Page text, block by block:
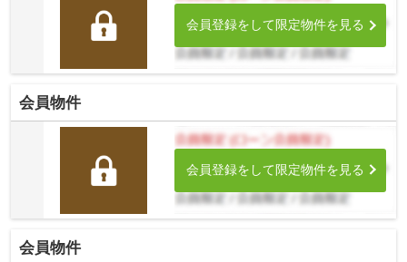
会員登録をして限定物件を見る
会員物件
会員登録をして限定物件を見る
会員物件